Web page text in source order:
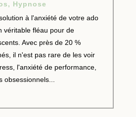
, Hypnose
à l'anxiété de votre ado
véritable fléau pour de
Avec près de 20 %
il n'est pas rare de les voir
l'anxiété de performance,
obsessionnels...